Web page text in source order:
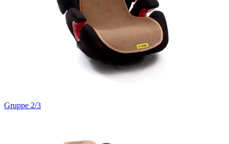
Gruppe 2/3